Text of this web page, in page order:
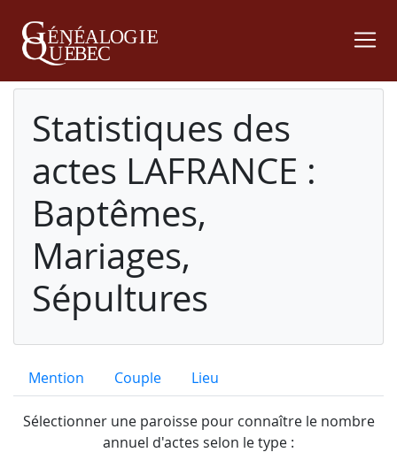
Statistiques des
actes LAFRANCE :
Baptêmes,
Mariages,
Sépultures
Mention Couple Lieu
Sélectionner une paroisse pour connaître le nombre
annuel d'actes selon le type :